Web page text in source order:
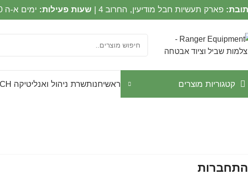
פארק תעשיות חבל מודיעין, החרוב 4 | שעות פעילות: ימים א-ה 09:00-17:30
קטגוריות מוצרים ראשיחנותשרת ניהול ואנליטיקה OUTWATCH
התחברות